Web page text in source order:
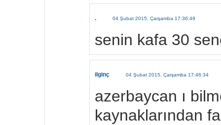
. 04 Şubat 2015, Çarşamba 17:36:49
senin kafa 30
ilginç 04 Şubat 2015, Çarşamba 17:46:34
azerbaycan ı
kaynaklarından